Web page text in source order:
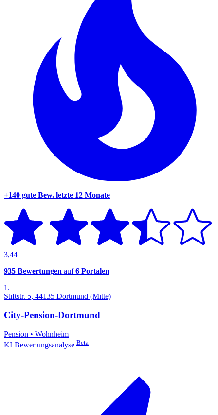
+140 gute Bew. letzte 12 Monate
3,44
935 Bewertungen auf6 Portalen
1.
Stiftstr. 5, 44135 Dortmund (Mitte)
City-Pension-Dortmund
Pension • Wohnheim
KI-Bewertungsanalyse Beta